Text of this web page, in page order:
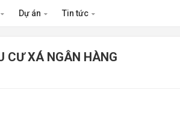
Dự án Tin tức
CƯ XÁ NGÂN HÀNG